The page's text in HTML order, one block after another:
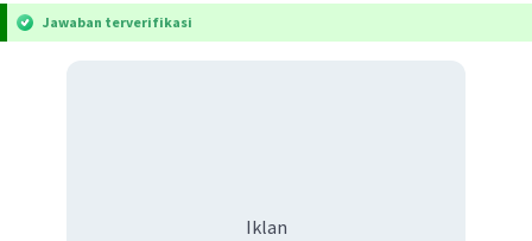
Jawaban terverifikasi
Iklan